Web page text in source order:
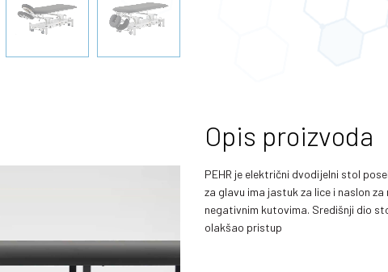
Opis proizvoda
PEHR je električni dvodijelni stol
za glavu ima jastuk za lice i naslon
negativnim kutovima. Središnji dio
olakšao pristup